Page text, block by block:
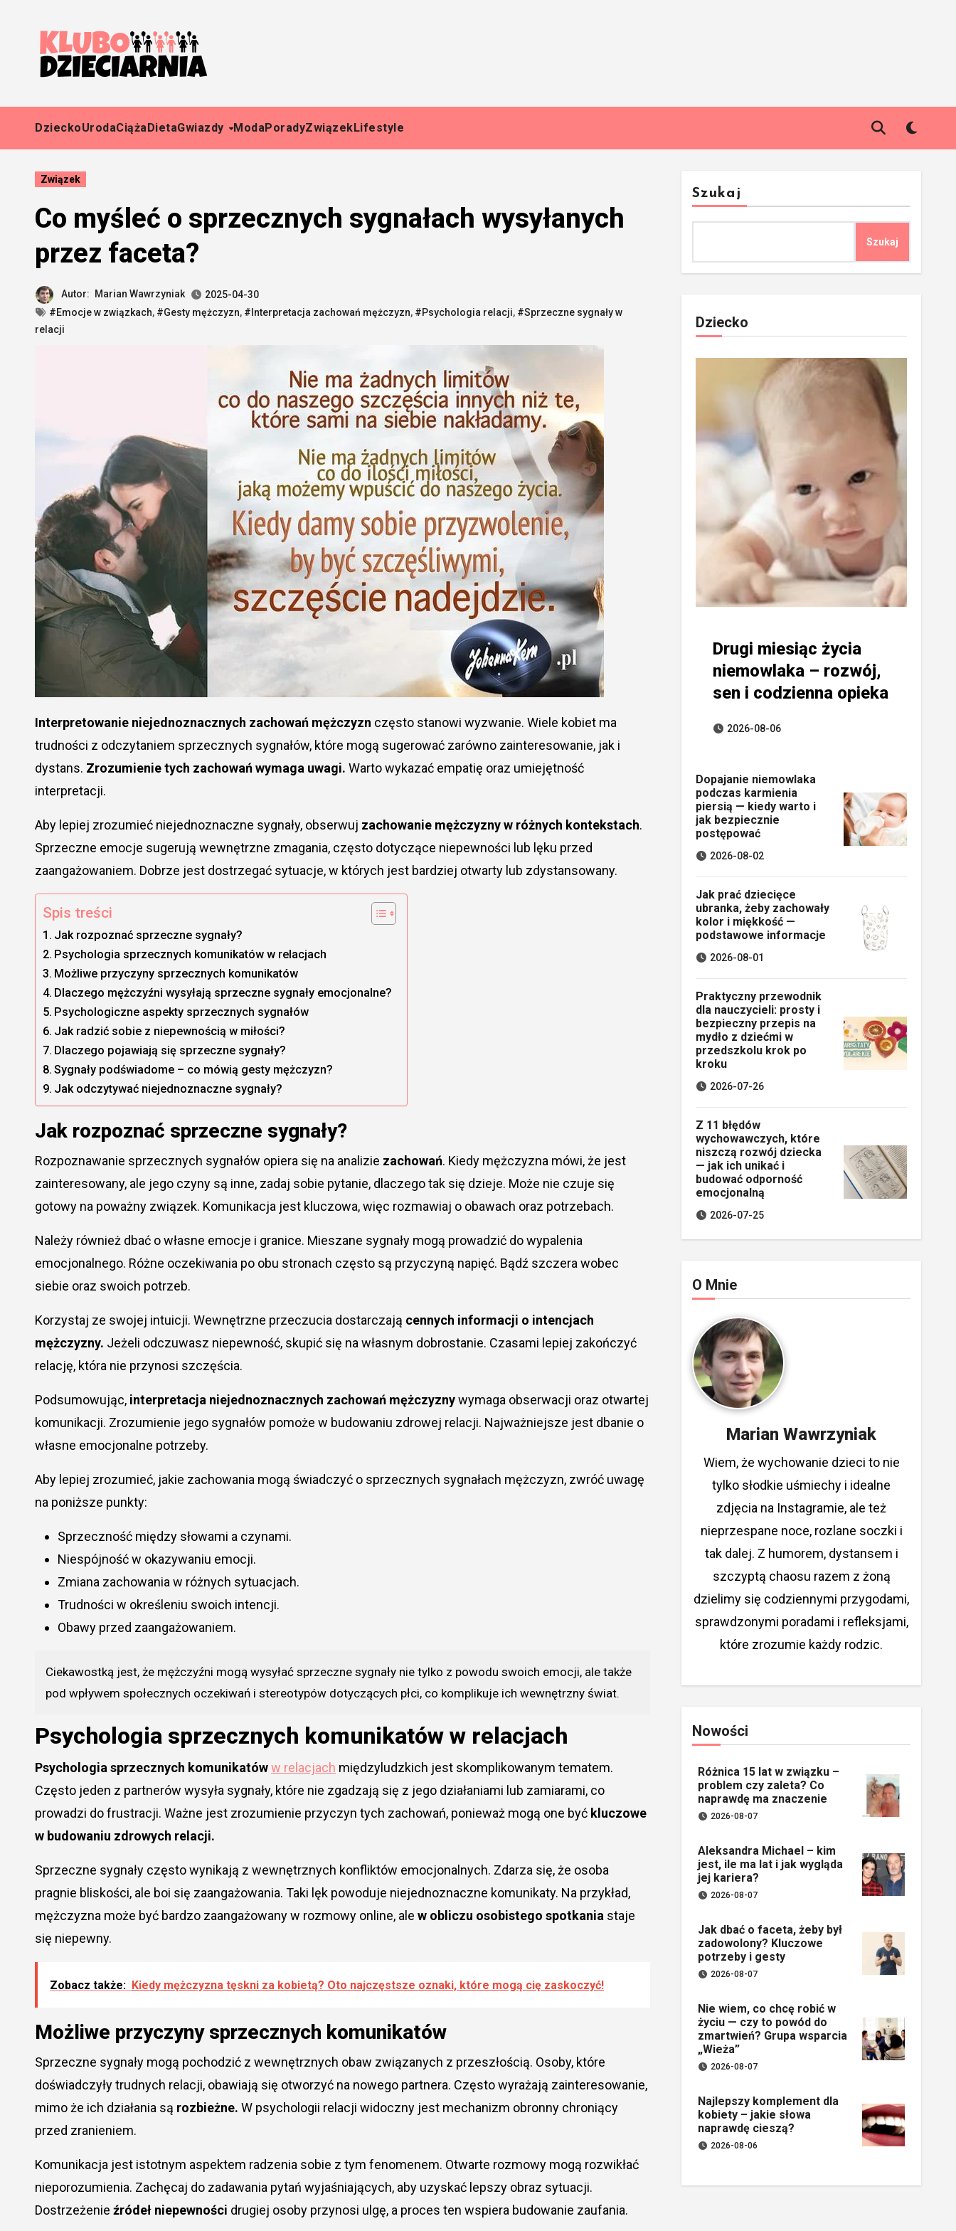
DzieckoUrodaCiążaDietaGwiazdy ModaPoradyZwiązekLifestyle
Związek
Co myśleć o sprzecznych sygnałach wysyłanych
przez faceta?
Autor: Marian Wawrzyniak
2025-04-30
#Emocje w związkach, #Gesty mężczyzn, #Interpretacja zachowań mężczyzn, #Psychologia relacji, #Sprzeczne sygnały w
relacji
Interpretowanie niejednoznacznych zachowań mężczyzn często stanowi wyzwanie. Wiele kobiet ma
trudności z odczytaniem sprzecznych sygnałów, które mogą sugerować zarówno zainteresowanie, jak i
dystans. Zrozumienie tych zachowań wymaga uwagi. Warto wykazać empatię oraz umiejętność
interpretacji.
Aby lepiej zrozumieć niejednoznaczne sygnały, obserwuj zachowanie mężczyzny w różnych kontekstach.
Sprzeczne emocje sugerują wewnętrzne zmagania, często dotyczące niepewności lub lęku przed
zaangażowaniem. Dobrze jest dostrzegać sytuacje, w których jest bardziej otwarty lub zdystansowany.
Spis treści
Jak rozpoznać sprzeczne sygnały?
Psychologia sprzecznych komunikatów w relacjach
Możliwe przyczyny sprzecznych komunikatów
Dlaczego mężczyźni wysyłają sprzeczne sygnały emocjonalne?
Psychologiczne aspekty sprzecznych sygnałów
Jak radzić sobie z niepewnością w miłości?
Dlaczego pojawiają się sprzeczne sygnały?
Sygnały podświadome – co mówią gesty mężczyzn?
Jak odczytywać niejednoznaczne sygnały?
Jak rozpoznać sprzeczne sygnały?
Rozpoznawanie sprzecznych sygnałów opiera się na analizie zachowań. Kiedy mężczyzna mówi, że jest
zainteresowany, ale jego czyny są inne, zadaj sobie pytanie, dlaczego tak się dzieje. Może nie czuje się
gotowy na poważny związek. Komunikacja jest kluczowa, więc rozmawiaj o obawach oraz potrzebach.
Należy również dbać o własne emocje i granice. Mieszane sygnały mogą prowadzić do wypalenia
emocjonalnego. Różne oczekiwania po obu stronach często są przyczyną napięć. Bądź szczera wobec
siebie oraz swoich potrzeb.
Korzystaj ze swojej intuicji. Wewnętrzne przeczucia dostarczają cennych informacji o intencjach
mężczyzny. Jeżeli odczuwasz niepewność, skupić się na własnym dobrostanie. Czasami lepiej zakończyć
relację, która nie przynosi szczęścia.
Podsumowując, interpretacja niejednoznacznych zachowań mężczyznywymaga obserwacji oraz otwartej
komunikacji. Zrozumienie jego sygnałów pomoże w budowaniu zdrowej relacji. Najważniejsze jest dbanie o
własne emocjonalne potrzeby.
Aby lepiej zrozumieć, jakie zachowania mogą świadczyć o sprzecznych sygnałach mężczyzn, zwróć uwagę
na poniższe punkty:
Sprzeczność między słowami a czynami.
Niespójność w okazywaniu emocji.
Zmiana zachowania w różnych sytuacjach.
Trudności w określeniu swoich intencji.
Obawy przed zaangażowaniem.
Ciekawostką jest, że mężczyźni mogą wysyłać sprzeczne sygnały nie tylko z powodu swoich emocji, ale także
pod wpływem społecznych oczekiwań i stereotypów dotyczących płci, co komplikuje ich wewnętrzny świat.
Psychologia sprzecznych komunikatów w relacjach
Psychologia sprzecznych komunikatóww relacjach międzyludzkich jest skomplikowanym tematem.
Często jeden z partnerów wysyła sygnały, które nie zgadzają się z jego działaniami lub zamiarami, co
prowadzi do frustracji. Ważne jest zrozumienie przyczyn tych zachowań, ponieważ mogą one być kluczowe
w budowaniu zdrowych relacji.
Sprzeczne sygnały często wynikają z wewnętrznych konfliktów emocjonalnych. Zdarza się, że osoba
pragnie bliskości, ale boi się zaangażowania. Taki lęk powoduje niejednoznaczne komunikaty. Na przykład,
mężczyzna może być bardzo zaangażowany w rozmowy online, ale w obliczu osobistego spotkania staje
się niepewny.
Zobacz także: Kiedy mężczyzna tęskni za kobietą? Oto najczęstsze oznaki, które mogą cię zaskoczyć!
Możliwe przyczyny sprzecznych komunikatów
Sprzeczne sygnały mogą pochodzić z wewnętrznych obaw związanych z przeszłością. Osoby, które
doświadczyły trudnych relacji, obawiają się otworzyć na nowego partnera. Często wyrażają zainteresowanie,
mimo że ich działania są rozbieżne. W psychologii relacji widoczny jest mechanizm obronny chroniący
przed zranieniem.
Komunikacja jest istotnym aspektem radzenia sobie z tym fenomenem. Otwarte rozmowy mogą rozwikłać
nieporozumienia. Zachęcaj do zadawania pytań wyjaśniających, aby uzyskać lepszy obraz sytuacji.
Dostrzeżenie źródeł niepewności drugiej osoby przynosi ulgę, a proces ten wspiera budowanie zaufania.
Szukaj
Szukaj
Dziecko
Drugi miesiąc życia
niemowlaka – rozwój,
sen i codzienna opieka
2026-08-06
Dopajanie niemowlaka
podczas karmienia
piersią — kiedy warto i
jak bezpiecznie
postępować
2026-08-02
Jak prać dziecięce
ubranka, żeby zachowały
kolor i miękkość —
podstawowe informacje
2026-08-01
Praktyczny przewodnik
dla nauczycieli: prosty i
bezpieczny przepis na
mydło z dziećmi w
przedszkolu krok po
kroku
2026-07-26
Z 11 błędów
wychowawczych, które
niszczą rozwój dziecka
— jak ich unikać i
budować odporność
emocjonalną
2026-07-25
O Mnie
Marian Wawrzyniak
Wiem, że wychowanie dzieci to nie
tylko słodkie uśmiechy i idealne
zdjęcia na Instagramie, ale też
nieprzespane noce, rozlane soczki i
tak dalej. Z humorem, dystansem i
szczyptą chaosu razem z żoną
dzielimy się codziennymi przygodami,
sprawdzonymi poradami i refleksjami,
które zrozumie każdy rodzic.
Nowości
Różnica 15 lat w związku –
problem czy zaleta? Co
naprawdę ma znaczenie
2026-08-07
Aleksandra Michael – kim
jest, ile ma lat i jak wygląda
jej kariera?
2026-08-07
Jak dbać o faceta, żeby był
zadowolony? Kluczowe
potrzeby i gesty
2026-08-07
Nie wiem, co chcę robić w
życiu — czy to powód do
zmartwień? Grupa wsparcia
„Wieża”
2026-08-07
Najlepszy komplement dla
kobiety – jakie słowa
naprawdę cieszą?
2026-08-06